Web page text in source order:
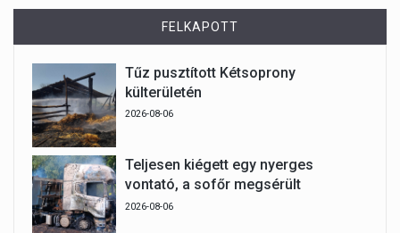
FELKAPOTT
Tűz pusztított Kétsoprony
külterületén
2026-08-06
Teljesen kiégett egy nyerges
vontató, a sofőr megsérült
2026-08-06